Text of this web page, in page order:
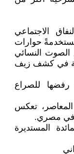
الاجتماعي
حوارات
النسائي
في كشف زيف
رفضها للصراع
تعكس
مصري.
المستديرة